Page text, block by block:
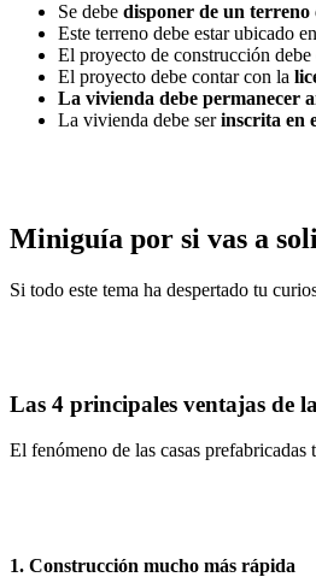
Se debe disponer de un terreno
Este terreno debe estar ubicado en
El proyecto de construcción
El proyecto debe contar con la
La vivienda debe permanecer
La vivienda debe serinscrita en
Miniguía por si vas a
Si todo este tema ha despertado tu
Las 4 principales ventajas de
El fenómeno de las casas
1. Construcción mucho más rápida